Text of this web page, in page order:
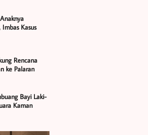
Imbas Kasus
Rencana
ke Palaran
Bayi Laki-
Kaman